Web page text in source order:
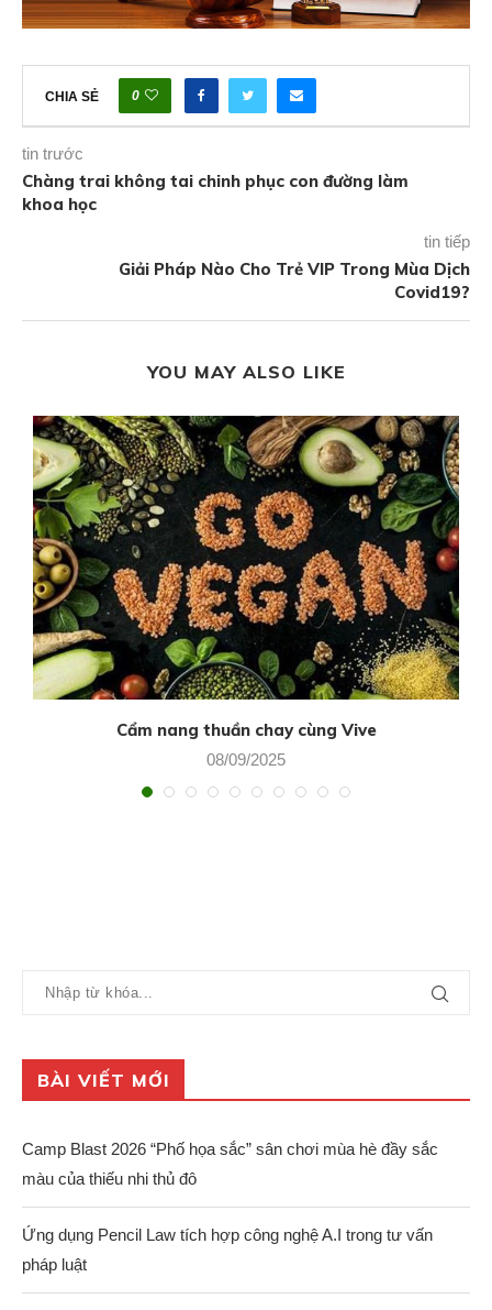
CHIA SẺ 0
tin trước
Chàng trai không tai chinh phục con đường làm
khoa học
tin tiếp
Giải Pháp Nào Cho Trẻ VIP Trong Mùa Dịch
Covid19?
YOU MAY ALSO LIKE
Cẩm nang thuần chay cùng Vive
08/09/2025
BÀI VIẾT MỚI
Camp Blast 2026 “Phố họa sắc” sân chơi mùa hè đầy sắc
màu của thiếu nhi thủ đô
Ứng dụng Pencil Law tích hợp công nghệ A.I trong tư vấn
pháp luật